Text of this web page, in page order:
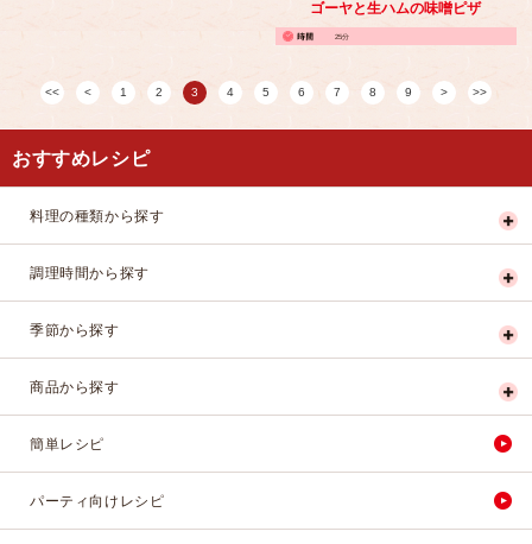
ゴーヤと生ハムの味噌ピザ
25分
1 2 3 4 5 6 7 8 9
おすすめレシピ
料理の種類から探す
調理時間から探す
季節から探す
商品から探す
簡単レシピ
パーティ向けレシピ